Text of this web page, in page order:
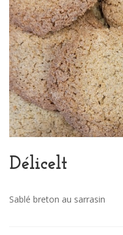
Délicelt
Sablé breton au sarrasin